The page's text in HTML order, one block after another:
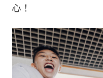
心！